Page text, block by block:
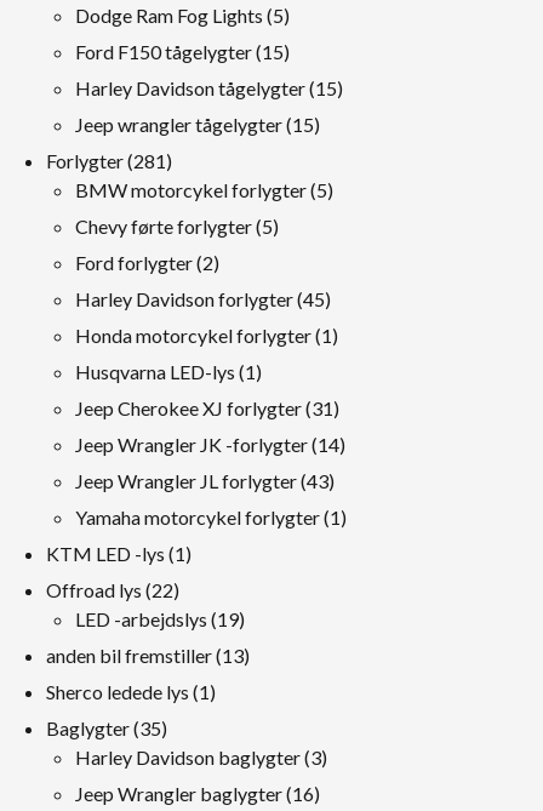
produkter
Dodge Ram Fog Lights 55
produkter
Ford F150 tågelygter 1515
produkter
Harley Davidson tågelygter 1515
Jeep wrangler tågelygter 1515
Forlygter 281281
produkter
BMW motorcykel forlygter 55
Chevy førte forlygter 55
Ford forlygter 22
produkter
Harley Davidson forlygter 4545
produkter
Honda motorcykel forlygter 11
Husqvarna LED-lys 11
produkt
Jeep Cherokee XJ forlygter 3131
produkter
Jeep Wrangler JK -forlygter 1414
Jeep Wrangler JL forlygter 4343
produkter
Yamaha motorcykel forlygter 11
KTM LED -lys 11
Offroad lys 2222
produkter
LED -arbejdslys 1919
produkter
anden bil fremstiller 1313
Sherco ledede lys 11
Baglygter 3535
produkter
Harley Davidson baglygter 33
Jeep Wrangler baglygter 1616